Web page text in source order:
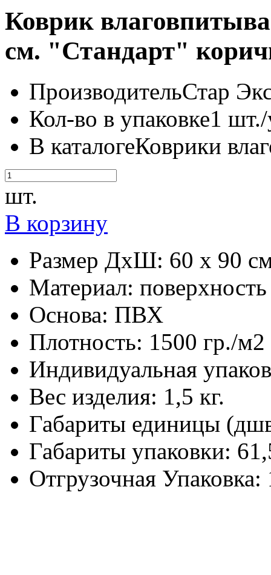
Коврик
см. "Стандарт"
ПроизводительСтар
Кол-во в упаковке1
В каталогеКоврики
шт.
В корзину
Размер ДхШ: 60 х 90
Материал:
Основа: ПВХ
Плотность: 1500 гр./м2
Индивидуальная
Вес изделия: 1,5 кг.
Габариты единицы
Габариты упаковки:
Отгрузочная Упаковка: